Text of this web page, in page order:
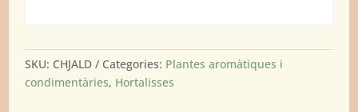
SKU: CHJALD Categories: Plantes aromàtiques i
condimentàries, Hortalisses